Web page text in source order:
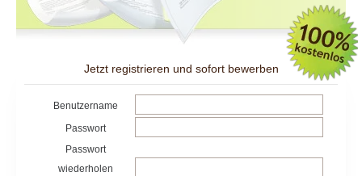
Jetzt registrieren und sofort bewerben
Benutzername
Passwort
Passwort
wiederholen